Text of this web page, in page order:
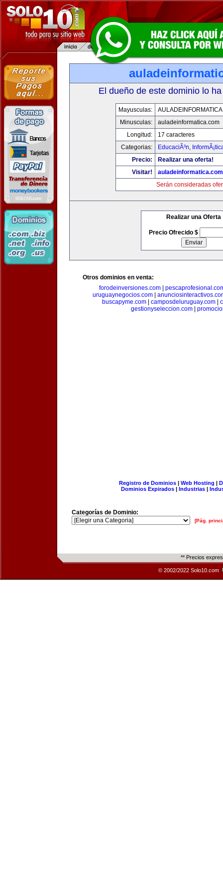
El dueño de este dominio lo
Mayusculas:
Minusculas:
auladeinformatica.com
Longitud:
17 caracteres
Categorias:
EducaciÃ³n,
Precio:
Realizar una oferta!
Visitar!
auladeinformatica.com
Serán consideradas
Realizar una Oferta
Precio Ofrecido $
Otros dominios en venta:
forodeinversiones.com
uruguaynegocios.com|
buscapyme.com
camposdeluruguay.com
gestionyseleccion.com|
Registro de Dominios| Web Hosting |
Dominios Expirados | Industrias |
Categorías de Dominio:
[Pág.
** Precios
© 2002/2022 Solo10.com